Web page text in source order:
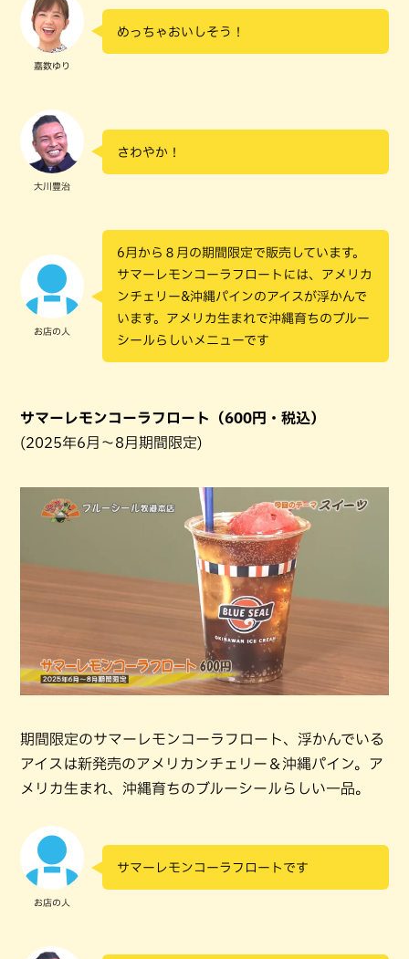
嘉数ゆり
めっちゃおいしそう！
大川豊治
さわやか！
お店の人
6月から８月の期間限定で販売しています。
サマーレモンコーラフロートには、アメリカ
ンチェリー&沖縄パインのアイスが浮かんで
います。アメリカ生まれで沖縄育ちのブルー
シールらしいメニューです
サマーレモンコーラフロート（600円・税込）
(2025年6月～8月期間限定)
期間限定のサマーレモンコーラフロート、浮かんでいる
アイスは新発売のアメリカンチェリー＆沖縄パイン。ア
メリカ生まれ、沖縄育ちのブルーシールらしい一品。
お店の人
サマーレモンコーラフロートです